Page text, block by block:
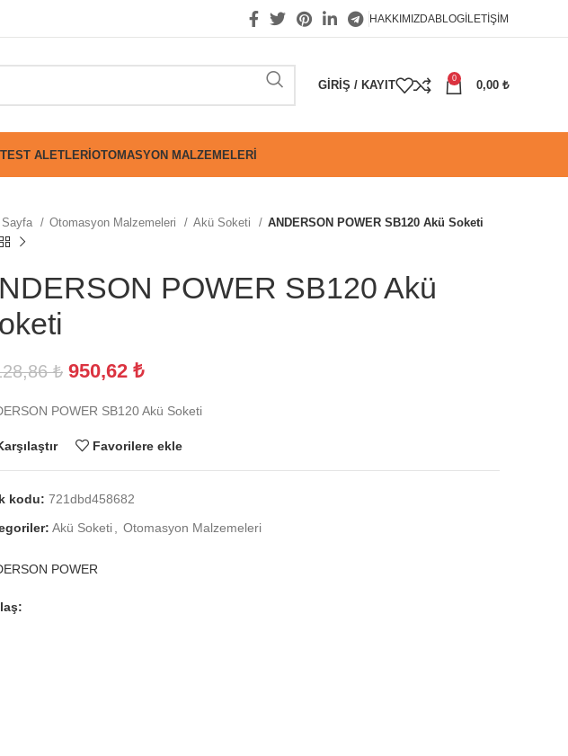
HAKKIMIZDABLOGİLETIŞIM
GIRIŞ / KAYIT
0
0,00 ₺
ALETLERIOTOMASYON MALZEMELERI
Otomasyon Malzemeleri Akü Soketi ANDERSON POWER SB120 Akü Soketi
POWER SB120 Akü
₺ 950,62 ₺
POWER SB120 Akü Soketi
Favorilere ekle
kodu: 721dbd458682
Akü Soketi Otomasyon Malzemeleri
POWER